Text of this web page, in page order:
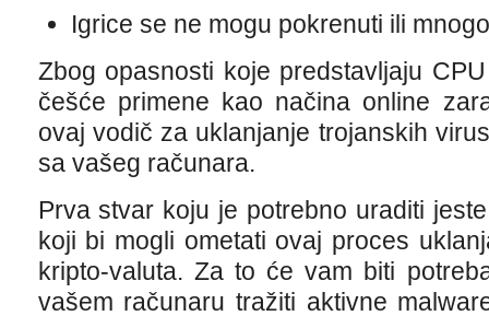
Igrice se ne mogu pokrenuti ili
Zbog opasnosti koje predstavljaju
češće primene kao načina online
ovaj vodič za uklanjanje trojanskih
sa vašeg računara.
Prva stvar koju je potrebno uraditi
koji bi mogli ometati ovaj proces
kripto-valuta. Za to će vam biti
vašem računaru tražiti aktivne